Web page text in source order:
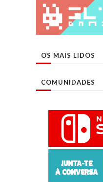
OS MAIS LIDOS
COMUNIDADES